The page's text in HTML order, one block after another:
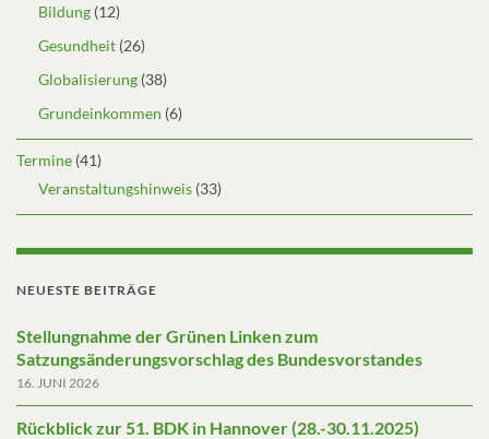
Bildung (12)
Gesundheit (26)
Globalisierung (38)
Grundeinkommen (6)
Termine (41)
Veranstaltungshinweis (33)
NEUESTE BEITRÄGE
Stellungnahme der Grünen Linken zum
Satzungsänderungsvorschlag des Bundesvorstandes
16. JUNI 2026
Rückblick zur 51. BDK in Hannover (28.-30.11.2025)